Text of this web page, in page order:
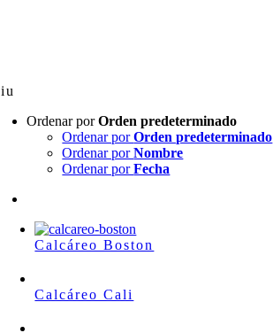
Ordenar porOrden predeterminado
Ordenar porOrden predeterminado
Ordenar porNombre
Ordenar porFecha
Calcáreo Boston
Calcáreo Cali